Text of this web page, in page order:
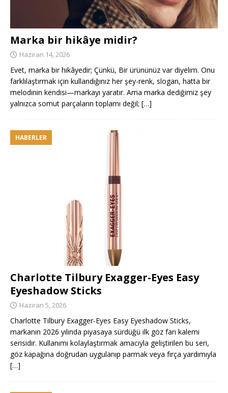
Marka bir hikâye midir?
Haziran 14, 2026
Evet, marka bir hikâyedir; Çünkü, Bir ürününüz var diyelim. Onu
farklılaştırmak için kullandığınız her şey-renk, slogan, hatta bir
melodinin kendisi—markayı yaratır. Ama marka dediğimiz şey
yalnızca somut parçaların toplamı değil; […]
HABERLER
Charlotte Tilbury Exagger-Eyes Easy
Eyeshadow Sticks
Haziran 5, 2026
Charlotte Tilbury Exagger-Eyes Easy Eyeshadow Sticks,
markanın 2026 yılında piyasaya sürdüğü ilk göz farı kalemi
serisidir. Kullanımı kolaylaştırmak amacıyla geliştirilen bu seri,
göz kapağına doğrudan uygulanıp parmak veya fırça yardımıyla
[…]